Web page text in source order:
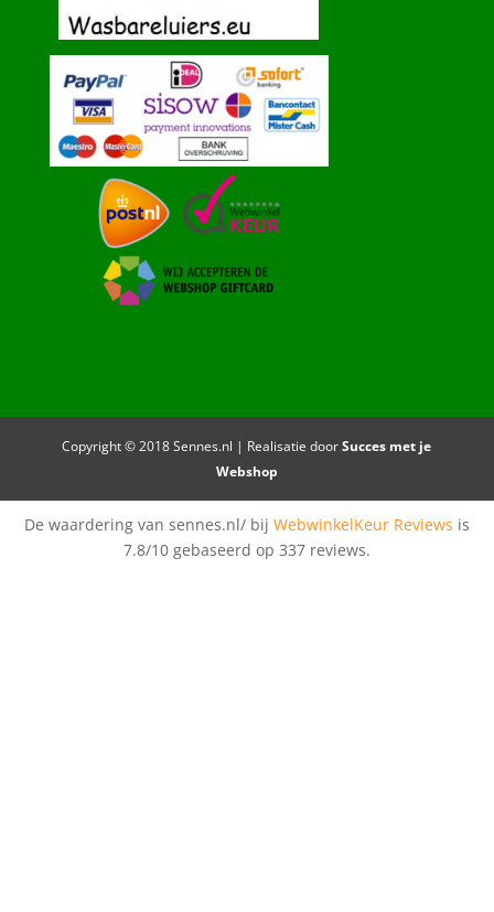
Copyright © 2018 Sennes.nl | Realisatie doorSucces met je
Webshop
De waardering van sennes.nl/ bij WebwinkelKeur Reviews is
7.8/10 gebaseerd op 337 reviews.